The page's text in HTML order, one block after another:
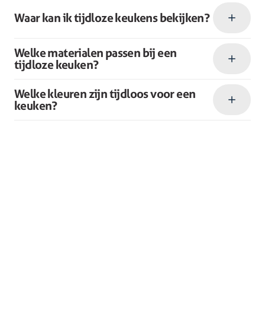
Waar kan ik tijdloze keukens bekijken?
Welke materialen passen bij een
tijdloze keuken?
Welke kleuren zijn tijdloos voor een
keuken?